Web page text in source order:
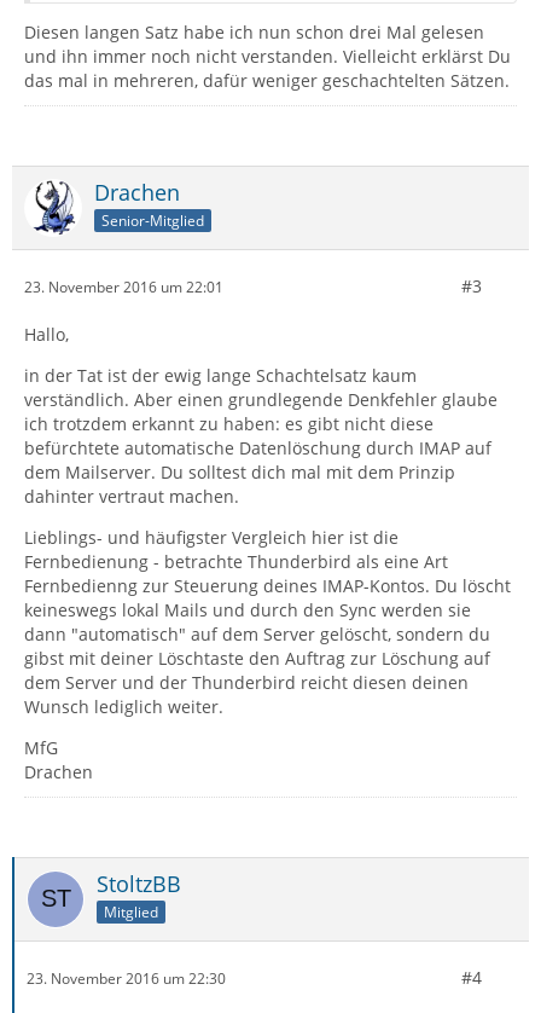
Diesen langen Satz habe ich nun schon drei Mal gelesen
und ihn immer noch nicht verstanden. Vielleicht erklärst Du
das mal in mehreren, dafür weniger geschachtelten Sätzen.
Drachen
Senior-Mitglied
23. November 2016 um 22:01 #3
Hallo,
in der Tat ist der ewig lange Schachtelsatz kaum
verständlich. Aber einen grundlegende Denkfehler glaube
ich trotzdem erkannt zu haben: es gibt nicht diese
befürchtete automatische Datenlöschung durch IMAP auf
dem Mailserver. Du solltest dich mal mit dem Prinzip
dahinter vertraut machen.
Lieblings- und häufigster Vergleich hier ist die
Fernbedienung - betrachte Thunderbird als eine Art
Fernbedienng zur Steuerung deines IMAP-Kontos. Du löscht
keineswegs lokal Mails und durch den Sync werden sie
dann "automatisch" auf dem Server gelöscht, sondern du
gibst mit deiner Löschtaste den Auftrag zur Löschung auf
dem Server und der Thunderbird reicht diesen deinen
Wunsch lediglich weiter.
MfG
Drachen
StoltzBB
Mitglied
23. November 2016 um 22:30 #4